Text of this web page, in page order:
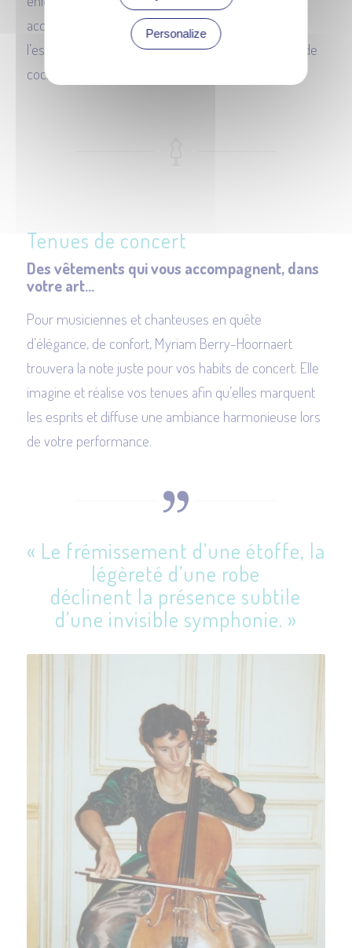
accorde la même importance au confort qu’à
l’esthétique. Chaque robe de cérémonie ou tenue de
cocktail est à l’image de votre désir de beauté.
Tenues de concert
Des vêtements qui vous accompagnent, dans
votre art…
Pour musiciennes et chanteuses en quête
d’élégance, de confort, Myriam Berry-Hoornaert
trouvera la note juste pour vos habits de concert. Elle
imagine et réalise vos tenues afin qu’elles marquent
les esprits et diffuse une ambiance harmonieuse lors
de votre performance.
« Le frémissement d’une étoffe, la
légèreté d’une robe
déclinent la présence subtile
d’une invisible symphonie. »
Personalize